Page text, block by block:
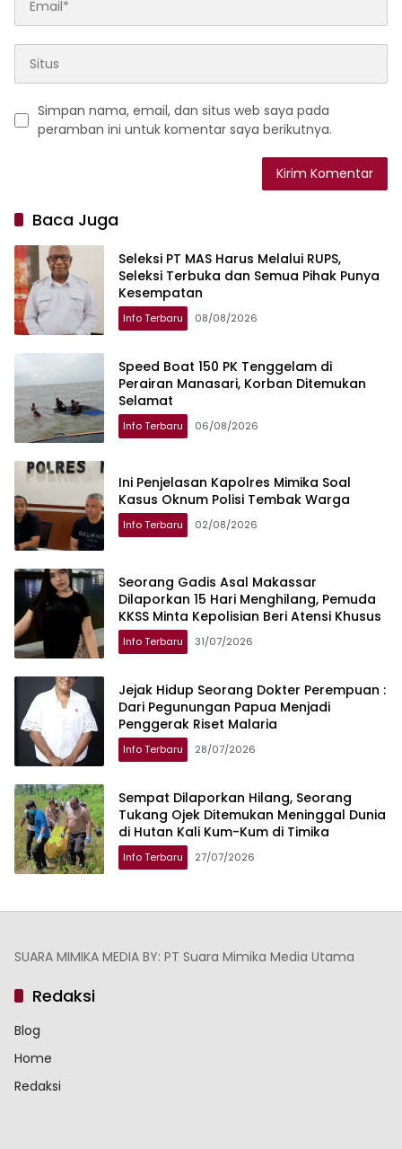
Simpan nama, email, dan situs web saya pada
peramban ini untuk komentar saya berikutnya.
Baca Juga
Seleksi PT MAS Harus Melalui RUPS,
Seleksi Terbuka dan Semua Pihak Punya
Kesempatan
Info Terbaru 08/08/2026
Speed Boat 150 PK Tenggelam di
Perairan Manasari, Korban Ditemukan
Selamat
Info Terbaru 06/08/2026
Ini Penjelasan Kapolres Mimika Soal
Kasus Oknum Polisi Tembak Warga
Info Terbaru 02/08/2026
Seorang Gadis Asal Makassar
Dilaporkan 15 Hari Menghilang, Pemuda
KKSS Minta Kepolisian Beri Atensi Khusus
Info Terbaru 31/07/2026
Jejak Hidup Seorang Dokter Perempuan :
Dari Pegunungan Papua Menjadi
Penggerak Riset Malaria
Info Terbaru 28/07/2026
Sempat Dilaporkan Hilang, Seorang
Tukang Ojek Ditemukan Meninggal Dunia
di Hutan Kali Kum-Kum di Timika
Info Terbaru 27/07/2026
SUARA MIMIKA MEDIA BY: PT Suara Mimika Media Utama
Redaksi
Blog
Home
Redaksi